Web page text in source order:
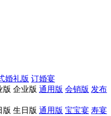
婚礼版 订婚宴
企业版 通用版 会销版 发布
生日版 通用版 宝宝宴 寿宴